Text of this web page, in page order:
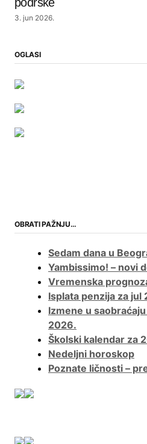
3. jun 2026.
OGLASI
OBRATI PAŽNJU…
Sedam dana u
Yambissimo! – novi
Vremenska
Isplata penzija za jul
Izmene u
2026.
Školski kalendar za
Nedeljni horoskop
Poznate ličnosti –